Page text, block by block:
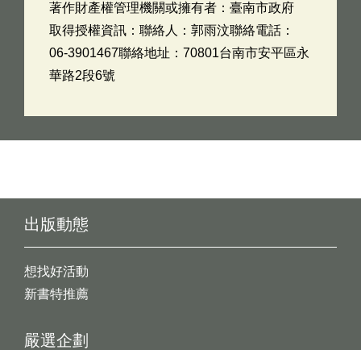
著作財產權管理機關或擁有者：臺南市政府
取得授權資訊：聯絡人：郭雨汶聯絡電話：
06-3901467聯絡地址：70801台南市安平區永
華路2段6號
出版動態
想找好活動
新書特推薦
嚴選企劃